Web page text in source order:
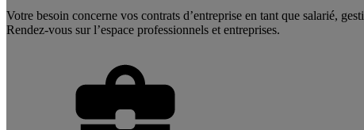
Votre besoin concerne vos contrats d’entreprise en tant que salarié,
Rendez-vous sur l’espace professionnels et entreprises.